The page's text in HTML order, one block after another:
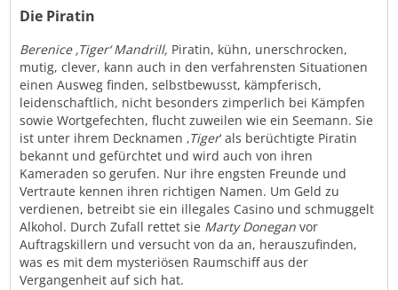
Die Piratin
Berenice ‚Tiger‘ Mandrill, Piratin, kühn, unerschrocken,
mutig, clever, kann auch in den verfahrensten Situationen
einen Ausweg finden, selbstbewusst, kämpferisch,
leidenschaftlich, nicht besonders zimperlich bei Kämpfen
sowie Wortgefechten, flucht zuweilen wie ein Seemann. Sie
ist unter ihrem Decknamen ‚Tiger‘ als berüchtigte Piratin
bekannt und gefürchtet und wird auch von ihren
Kameraden so gerufen. Nur ihre engsten Freunde und
Vertraute kennen ihren richtigen Namen. Um Geld zu
verdienen, betreibt sie ein illegales Casino und schmuggelt
Alkohol. Durch Zufall rettet sie Marty Donegan vor
Auftragskillern und versucht von da an, herauszufinden,
was es mit dem mysteriösen Raumschiff aus der
Vergangenheit auf sich hat.